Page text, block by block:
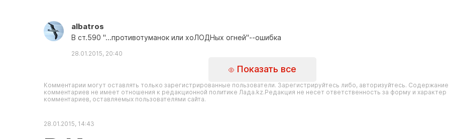
albatros
В ст.590 "...противотуманок или хоЛОДНых огней"--ошибка
28.01.2015, 20:40
Показать все
Комментарии могут оставлять только зарегистрированные пользователи. Зарегистрируйтесь либо, авторизуйтесь. Содержание
комментариев не имеет отношения к редакционной политике Лада.kz.Редакция не несет ответственность за форму и характер
комментариев, оставляемых пользователями сайта.
28.01.2015, 14:43